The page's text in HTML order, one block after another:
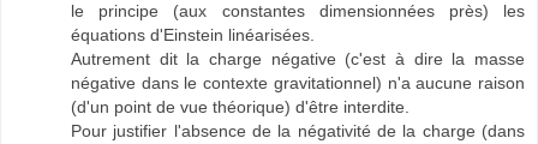
le principe (aux constantes dimensionnées près) les
équations d'Einstein linéarisées.
Autrement dit la charge négative (c'est à dire la masse
négative dans le contexte gravitationnel) n'a aucune raison
(d'un point de vue théorique) d'être interdite.
Pour justifier l'absence de la négativité de la charge (dans